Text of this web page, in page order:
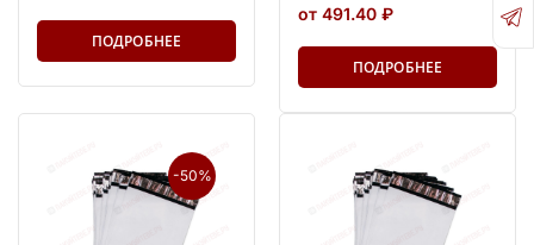
ПОДРОБНЕЕ
от 491.40 ₽
ПОДРОБНЕЕ
-50%